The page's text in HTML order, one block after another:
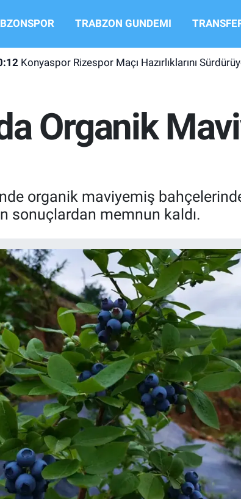
TRABZON GUNDEMI
Konyaspor Rizespor Maçı Hazırlıklarını
Organik
organik maviyemiş
sonuçlardan memnun kaldı.